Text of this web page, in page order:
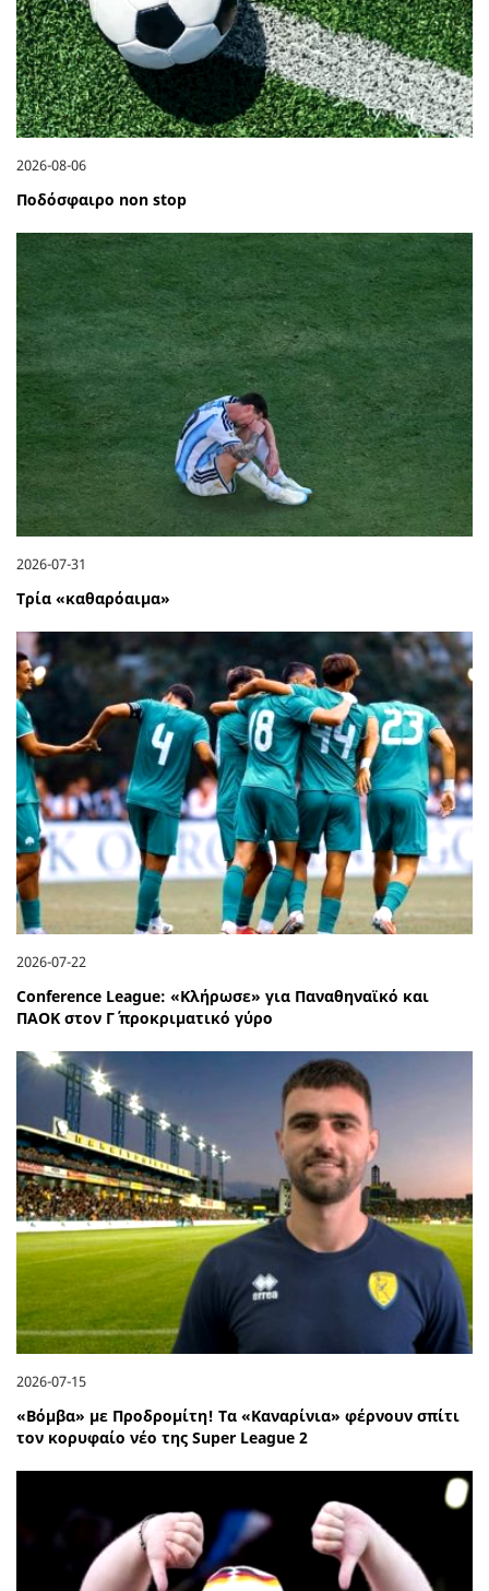
2026-08-06
Ποδόσφαιρο non stop
2026-07-31
Τρία «καθαρόαιμα»
2026-07-22
Conference League: «Κλήρωσε» για Παναθηναϊκό και
ΠΑΟΚ στον Γ΄ προκριματικό γύρο
2026-07-15
«Βόμβα» με Προδρομίτη! Τα «Καναρίνια» φέρνουν σπίτι
τον κορυφαίο νέο της Super League 2